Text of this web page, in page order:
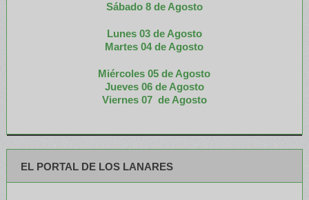
Sábado 8 de Agosto
Lunes 03 de Agosto
Martes 04 de Agosto
Miércoles 05 de Agosto
Jueves 06 de Agosto
Viernes 07 de Agosto
EL PORTAL DE LOS LANARES